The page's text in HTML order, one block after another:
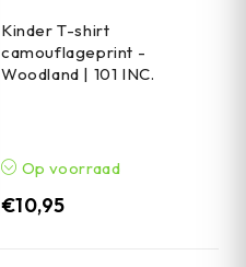
Kinder T-shirt
camouflageprint -
Woodland | 101 INC.
Op voorraad
€10,95